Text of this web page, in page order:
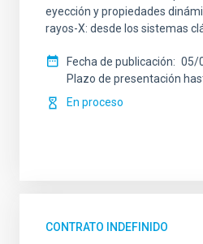
eyección y propiedades
rayos-X: desde los sistemas
Fecha de publicación
05/
Plazo de presentación
En proceso
CONTRATO INDEFINIDO